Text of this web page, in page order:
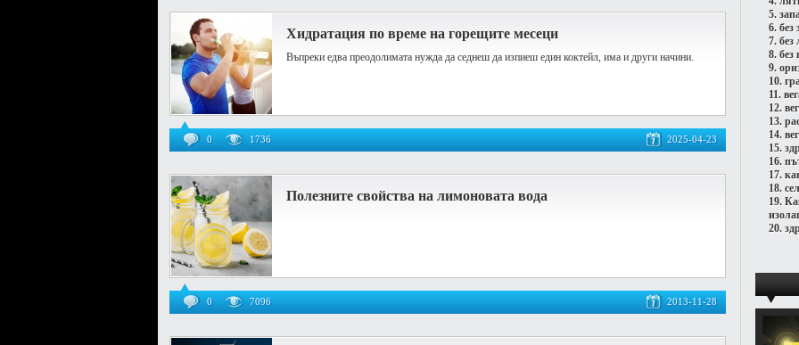
Хидратация по време на горещите месеци
Въпреки едва преодолимата нужда да седнеш да изпиеш един коктейл, има и други начини.
0 1736 2025-04-23
Полезните свойства на лимоновата вода
0 7096 2013-11-28
5.
6. без
7. без
8. без
9.
10.
11.
12.
13.
14.
15.
16.
17.
18.
19.
20.